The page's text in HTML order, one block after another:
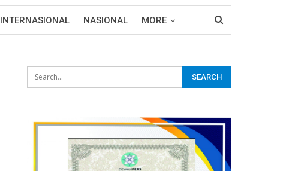
INTERNASIONAL NASIONAL MORE